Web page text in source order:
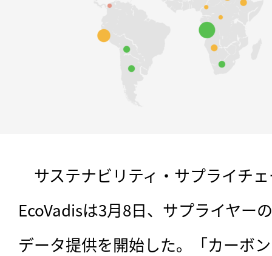
サステナビリティ・サプライチ
EcoVadisは3月8日、サプライヤー
データ提供を開始した。「カーボ